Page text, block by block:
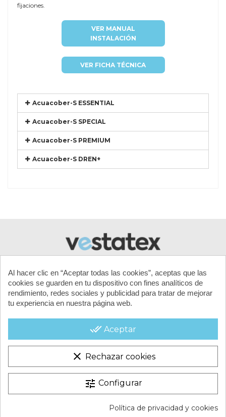
fijaciones.
VER MANUAL
INSTALACIÓN
VER FICHA TÉCNICA
Acuacober-S ESSENTIAL
Acuacober-S SPECIAL
Acuacober-S PREMIUM
Acuacober-S DREN+
CONTACTA CON NOSOTROS
CONDICIONES COMERCIALES
Aviso legal |
Términos y condiciones |
Política de Privacidad | Mapa del Sitio
Al hacer clic en “Aceptar todas las cookies”, aceptas que las
cookies se guarden en tu dispositivo con fines analíticos de
rendimiento, redes sociales y publicidad para tratar de mejorar
tu experiencia en nuestra página web.
done_all Aceptar
clear Rechazar cookies
tune Configurar
Política de privacidad y cookies